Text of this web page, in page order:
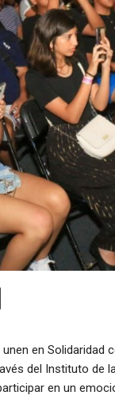
en Solidaridad
del Instituto de
en un